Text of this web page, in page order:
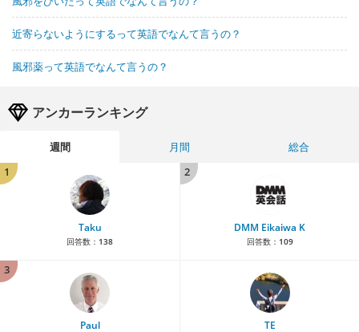
近寄らないようにするって英語でなんて言うの？
風邪薬って英語でなんて言うの？
アンカーランキング
週間 月間
総合
1
Taku
回答数： 138
2
DMM Eikaiwa K
回答数： 109
3
Paul TE